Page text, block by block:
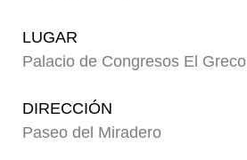
LUGAR
Palacio de Congresos El Greco
DIRECCIÓN
Paseo del Miradero